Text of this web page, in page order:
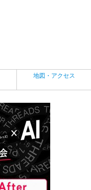
地図・アクセス